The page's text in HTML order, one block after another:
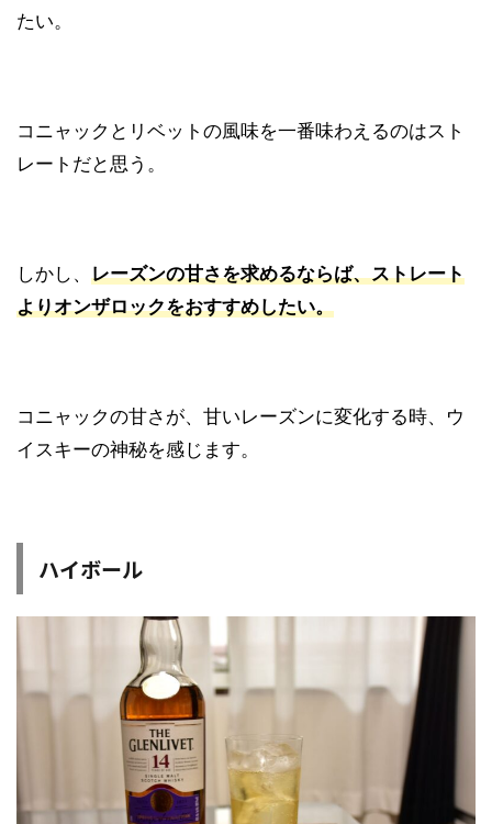
たい。
コニャックとリベットの風味を一番味わえるのはスト
レートだと思う。
しかし、 レーズンの甘さを求めるならば、ストレート
よりオンザロックをおすすめしたい。
コニャックの甘さが、甘いレーズンに変化する時、ウ
イスキーの神秘を感じます。
ハイボール